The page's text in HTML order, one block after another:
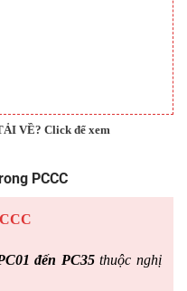
VỀ? Click để xem
PCCC
đến PC35thuộc nghị